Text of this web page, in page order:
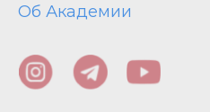
Об Академии